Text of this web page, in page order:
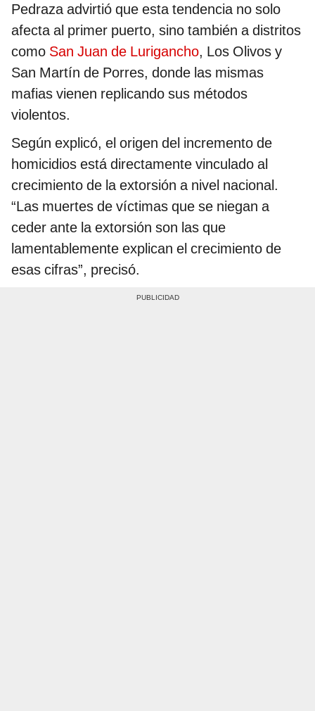
Pedraza advirtió que esta tendencia no solo
afecta al primer puerto, sino también a distritos
como San Juan de Lurigancho, Los Olivos y
San Martín de Porres, donde las mismas
mafias vienen replicando sus métodos
violentos.
Según explicó, el origen del incremento de
homicidios está directamente vinculado al
crecimiento de la extorsión a nivel nacional.
“Las muertes de víctimas que se niegan a
ceder ante la extorsión son las que
lamentablemente explican el crecimiento de
esas cifras”, precisó.